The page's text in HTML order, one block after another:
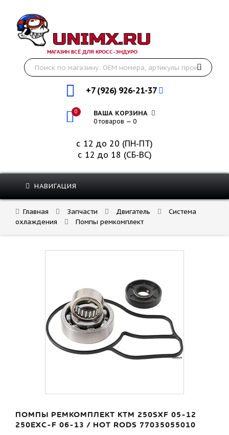
МАГАЗИН ВСЁ ДЛЯ КРОСС-ЭНДУРО
+7 (926) 926-21-37
0 ВАША КОРЗИНА
0 товаров — 0
с 12 до 20 (ПН-ПТ)
с 12 до 18 (СБ-ВС)
НАВИГАЦИЯ
Главная Запчасти Двигатель
Система
охлаждения
Помпы ремкомплект
ПОМПЫ РЕМКОМПЛЕКТ KTM 250SXF 05-12
250EXC-F 06-13 / HOT RODS 77035055010